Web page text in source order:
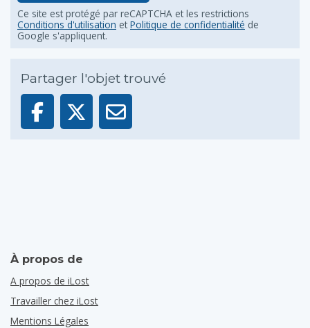
Ce site est protégé par reCAPTCHA et les restrictions
Conditions d'utilisation et Politique de confidentialité de
Google s'appliquent.
Partager l'objet trouvé
À propos de
A propos de iLost
Travailler chez iLost
Mentions Légales